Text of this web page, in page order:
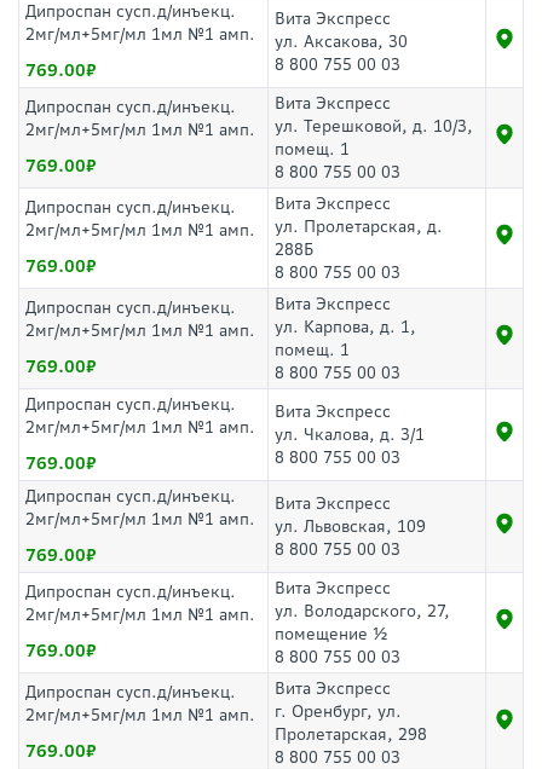
Дипроспан сусп.д/инъекц.
2мг/мл+5мг/мл 1мл №1 амп.
769.00
Вита Экспресс
ул. Аксакова, 30
8 800 755 00 03
Дипроспан сусп.д/инъекц.
2мг/мл+5мг/мл 1мл №1 амп.
769.00
Вита Экспресс
ул. Терешковой, д. 10/3,
помещ. 1
8 800 755 00 03
Дипроспан сусп.д/инъекц.
2мг/мл+5мг/мл 1мл №1 амп.
769.00
Вита Экспресс
ул. Пролетарская, д.
288Б
8 800 755 00 03
Дипроспан сусп.д/инъекц.
2мг/мл+5мг/мл 1мл №1 амп.
769.00
Вита Экспресс
ул. Карпова, д. 1,
помещ. 1
8 800 755 00 03
Дипроспан сусп.д/инъекц.
2мг/мл+5мг/мл 1мл №1 амп.
769.00
Вита Экспресс
ул. Чкалова, д. 3/1
8 800 755 00 03
Дипроспан сусп.д/инъекц.
2мг/мл+5мг/мл 1мл №1 амп.
769.00
Вита Экспресс
ул. Львовская, 109
8 800 755 00 03
Дипроспан сусп.д/инъекц.
2мг/мл+5мг/мл 1мл №1 амп.
769.00
Вита Экспресс
ул. Володарского, 27,
помещение ½
8 800 755 00 03
Дипроспан сусп.д/инъекц.
2мг/мл+5мг/мл 1мл №1 амп.
769.00
Вита Экспресс
г. Оренбург, ул.
Пролетарская, 298
8 800 755 00 03